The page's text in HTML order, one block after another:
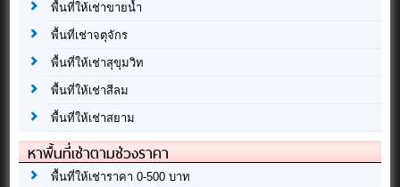
พื้นที่ให้เช่าขายน้ำ
พื้นที่เช่าจตุจักร
พื้นที่ให้เช่าสุขุมวิท
พื้นที่ให้เช่าสีลม
พื้นที่ให้เช่าสยาม
หาพื้นที่เช่าตามช่วงราคา
พื้นที่ให้เช่าราคา 0-500 บาท